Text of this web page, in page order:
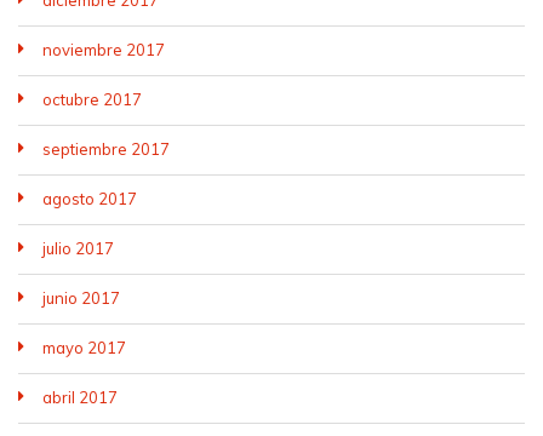
noviembre 2017
octubre 2017
septiembre 2017
agosto 2017
julio 2017
junio 2017
mayo 2017
abril 2017